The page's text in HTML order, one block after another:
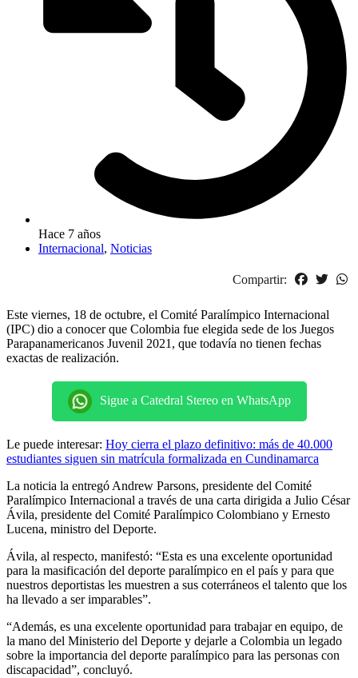
Hace 7 años
Internacional, Noticias
Compartir:
Este viernes, 18 de octubre, el Comité Paralímpico Internacional
(IPC) dio a conocer que Colombia fue elegida sede de los Juegos
Parapanamericanos Juvenil 2021, que todavía no tienen fechas
exactas de realización.
Sigue a Catedral Stereo en WhatsApp
Le puede interesar: Hoy cierra el plazo definitivo: más de 40.000
estudiantes siguen sin matrícula formalizada en Cundinamarca
La noticia la entregó Andrew Parsons, presidente del Comité
Paralímpico Internacional a través de una carta dirigida a Julio César
Ávila, presidente del Comité Paralímpico Colombiano y Ernesto
Lucena, ministro del Deporte.
Ávila, al respecto, manifestó: “Esta es una excelente oportunidad
para la masificación del deporte paralímpico en el país y para que
nuestros deportistas les muestren a sus coterráneos el talento que los
ha llevado a ser imparables”.
“Además, es una excelente oportunidad para trabajar en equipo, de
la mano del Ministerio del Deporte y dejarle a Colombia un legado
sobre la importancia del deporte paralímpico para las personas con
discapacidad”, concluyó.